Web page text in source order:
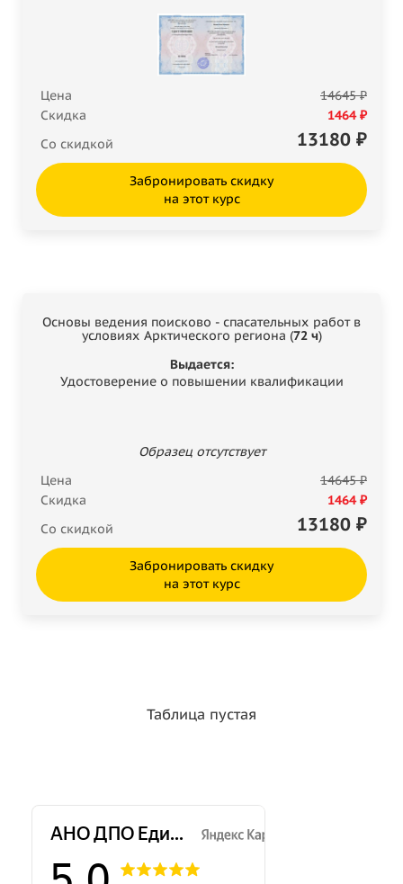
Цена
14645 ₽
Скидка
1464 ₽
Со скидкой
13180 ₽
Забронировать скидку
на этот курс
Основы ведения поисково - спасательных работ в
условиях Арктического региона (72 ч)
Выдается:
Удостоверение о повышении квалификации
Образец отсутствует
Цена
14645 ₽
Скидка
1464 ₽
Со скидкой
13180 ₽
Забронировать скидку
на этот курс
Таблица пустая